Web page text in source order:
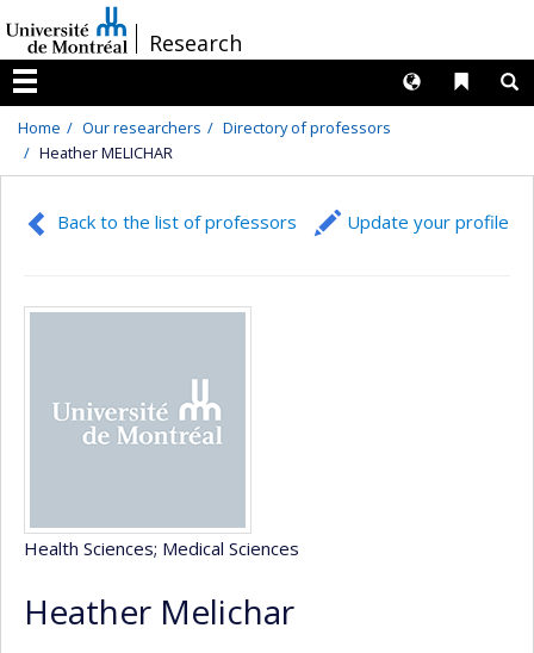
au
contenu
/Research
Menu
Liens
Langues
Home Our researchers
Directory of professors
Heather MELICHAR
Back to the list of professors Update your profile
Health Sciences; Medical Sciences
Heather Melichar